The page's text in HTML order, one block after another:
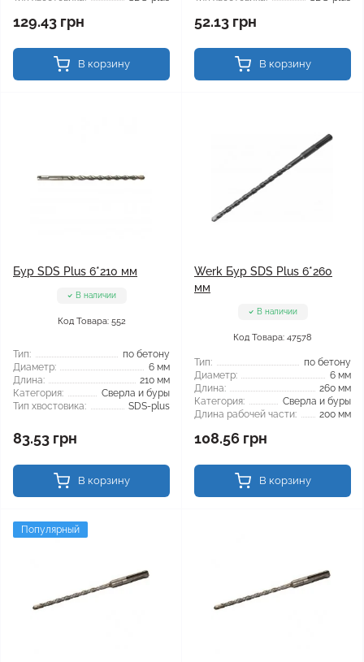
129.43 грн
В корзину
52.13 грн
В корзину
Бур SDS Plus 6*210 мм
В наличии
Код Товара: 552
Тип:
по бетону
Диаметр:
6 мм
Длина:
210 мм
Категория:
Сверла и буры
Тип хвостовика:
SDS-plus
83.53 грн
В корзину
Werk Бур SDS Plus 6*260
мм
В наличии
Код Товара: 47578
Тип:
по бетону
Диаметр:
6 мм
Длина:
260 мм
Категория:
Сверла и буры
Длина рабочей части:
200 мм
108.56 грн
В корзину
Популярный